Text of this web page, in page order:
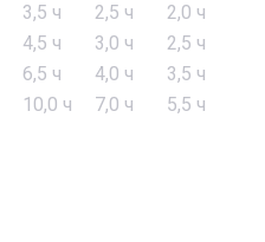
3,5 ч 2,5 ч
2,0 ч
4,5 ч 3,0 ч
2,5 ч
6,5 ч 4,0 ч
3,5 ч
10,0 ч 7,0 ч 5,5 ч